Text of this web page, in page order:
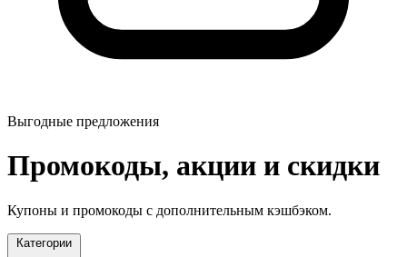
Выгодные предложения
Промокоды, акции и скидки
Купоны и промокоды с дополнительным кэшбэком.
Категории